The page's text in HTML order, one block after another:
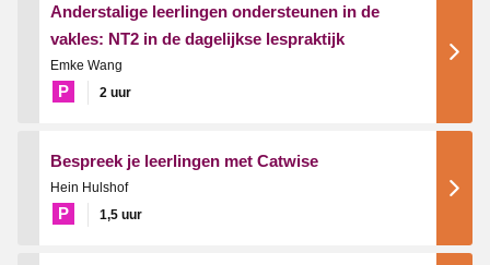
Anderstalige leerlingen ondersteunen in de
vakles: NT2 in de dagelijkse lespraktijk
Emke Wang
P 2 uur
Bespreek je leerlingen met Catwise
Hein Hulshof
P 1,5 uur